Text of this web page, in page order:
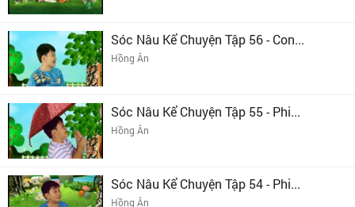
Sóc Nâu Kể Chuyện Tập 56 - Con...
Hồng Ân
Sóc Nâu Kể Chuyện Tập 55 - Phi...
Hồng Ân
Sóc Nâu Kể Chuyện Tập 54 - Phi...
Hồng Ân